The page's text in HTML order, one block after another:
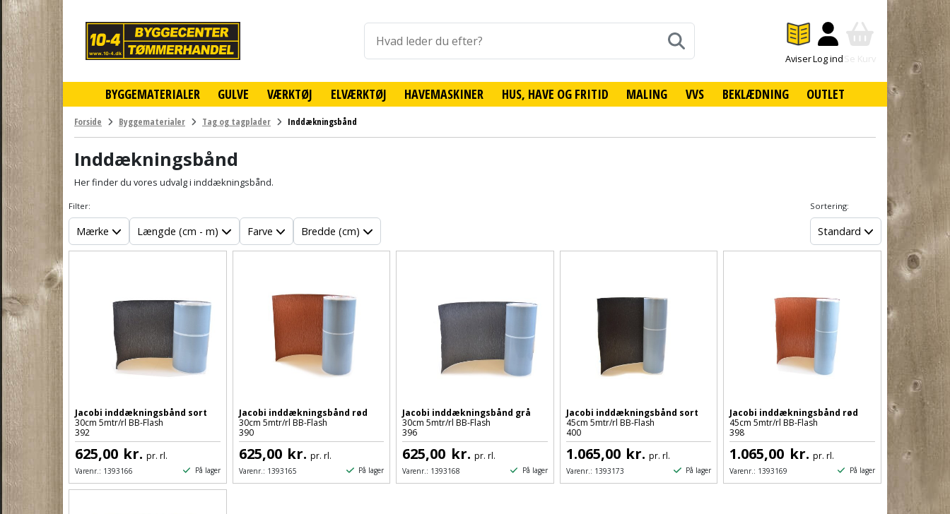
BYGGEMATERIALER GULVE VÆRKTØJ ELVÆRKTØJ HAVEMASKINER HUS, HAVE OG FRITID MALING VVS BEKLÆDNING OUTLET
online
byggemarked
og
tømmerhandel
-
AviserLog indSe Kurv
Forside Byggematerialer Tag og tagplader Inddækningsbånd
Inddækningsbånd
Her finder du vores udvalg i inddækningsbånd.
Filter:
Mærke Længde (cm - m) Farve Bredde (cm)
Sortering:
Standard
Jacobi inddækningsbånd sort
30cm 5mtr/rl BB-Flash
392
625,00 kr. pr. rl.
Varenr.: 1393166 På lager
Jacobi inddækningsbånd rød
30cm 5mtr/rl BB-Flash
390
625,00 kr. pr. rl.
Varenr.: 1393165 På lager
Jacobi inddækningsbånd grå
30cm 5mtr/rl BB-Flash
396
625,00 kr. pr. rl.
Varenr.: 1393168 På lager
Jacobi inddækningsbånd sort
45cm 5mtr/rl BB-Flash
400
1.065,00 kr. pr. rl.
Varenr.: 1393173 På lager
Jacobi inddækningsbånd rød
45cm 5mtr/rl BB-Flash
398
1.065,00 kr. pr. rl.
Varenr.: 1393169 På lager